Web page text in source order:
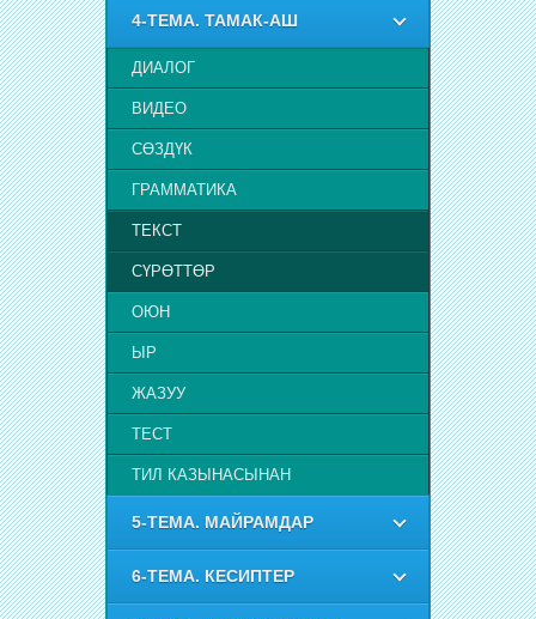
4-ТЕМА. ТАМАК-АШ
ДИАЛОГ
ВИДЕО
СӨЗДҮК
ГРАММАТИКА
ТЕКСТ
СҮРӨТТӨР
ОЮН
ЫР
ЖАЗУУ
ТЕСТ
ТИЛ КАЗЫНАСЫНАН
5-ТЕМА. МАЙРАМДАР
6-ТЕМА. КЕСИПТЕР